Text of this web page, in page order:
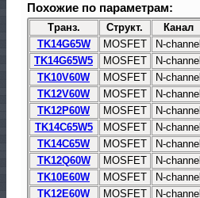
Похожие по параметрам:
Транз. Структ. Канал
TK14G65W
MOSFET N-channel
TK14G65W5
MOSFET N-channel
TK10V60W
MOSFET N-channel
TK12V60W
MOSFET N-channel
TK12P60W
MOSFET N-channel
TK14C65W5
MOSFET N-channel
TK14C65W
MOSFET N-channel
TK12Q60W
MOSFET N-channel
TK10E60W
MOSFET N-channel
TK12E60W
MOSFET N-channel